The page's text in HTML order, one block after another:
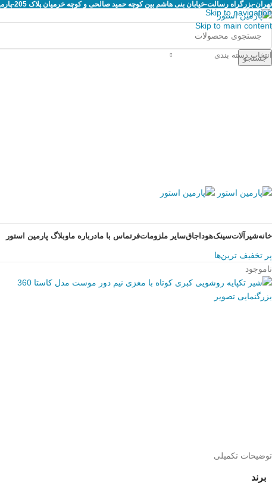
Skip to navigation
Skip to main content
تهران-بزرگراه رسالت-خیابان بنی هاشم بین کوچه حمید صالحی و کوچه خرمیان پلاک 205-پارمین استور
انتخاب دسته بندی
جستجو
خانهشیرآلاتسینکهوداجاقسایر ملزوماتفر تماس با مادرباره ماوبلاگ پارمین استور
پر تخفیف ترین‌ها
ناموجود
بزرگنمایی تصویر
توضیحات تکمیلی
برند